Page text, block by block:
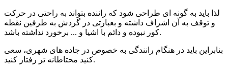
لذا باید به گونه ای طراحی شود که راننده بتواند به راحتی در حرکت
و توقف به آن اشراف داشته و بعبارتی در گردش به طرفین نقطه
کور نبوده و دائم با اشیا و ... برخورد نداشته باشد.
بنابراین باید در هنگام رانندگی به خصوص در جاده های شهری، سعی
کنید محتاطانه تر رفتار کنید.